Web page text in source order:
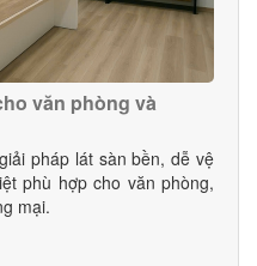
văn phòng và
pháp lát sàn bền, dễ vệ
phù hợp cho văn phòng,
mại.